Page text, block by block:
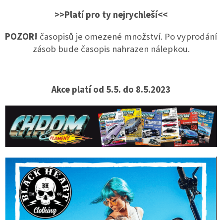
>>Platí pro ty nejrychleší<<
POZOR! časopisů je omezené množství. Po vyprodání
zásob bude časopis nahrazen nálepkou.
Akce platí od 5.5. do 8.5.2023